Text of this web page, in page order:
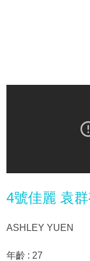
4號佳麗 袁
ASHLEY YUEN
年齡 : 27